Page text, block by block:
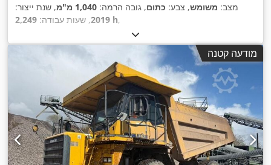
מצב: משומש, צבע: כתום, גובה הרמה: 1,040 מ"מ
, שנת ייצור:
2019, שעות עבודה: 2,249 h,
מודעה קטנה